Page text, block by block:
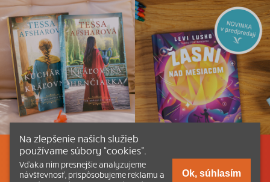
Listovať Obsah Dokumenty a články
Na zlepšenie našich služieb
používame súbory “cookies”.
Vďaka nim presnejšie analyzujeme
návštevnosť, prispôsobujeme reklamu a
Ok, súhlasím